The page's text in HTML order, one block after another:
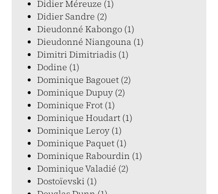
Didier Méreuze (1)
Didier Sandre (2)
Dieudonné Kabongo (1)
Dieudonné Niangouna (1)
Dimitri Dimitriadis (1)
Dodine (1)
Dominique Bagouet (2)
Dominique Dupuy (2)
Dominique Frot (1)
Dominique Houdart (1)
Dominique Leroy (1)
Dominique Paquet (1)
Dominique Rabourdin (1)
Dominique Valadié (2)
Dostoïevski (1)